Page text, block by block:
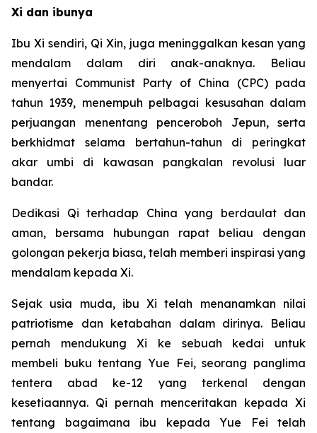
Xi dan ibunya
Ibu Xi sendiri, Qi Xin, juga meninggalkan kesan yang
mendalam dalam diri anak-anaknya. Beliau
menyertai Communist Party of China (CPC) pada
tahun 1939, menempuh pelbagai kesusahan dalam
perjuangan menentang penceroboh Jepun, serta
berkhidmat selama bertahun-tahun di peringkat
akar umbi di kawasan pangkalan revolusi luar
bandar.
Dedikasi Qi terhadap China yang berdaulat dan
aman, bersama hubungan rapat beliau dengan
golongan pekerja biasa, telah memberi inspirasi yang
mendalam kepada Xi.
Sejak usia muda, ibu Xi telah menanamkan nilai
patriotisme dan ketabahan dalam dirinya. Beliau
pernah mendukung Xi ke sebuah kedai untuk
membeli buku tentang Yue Fei, seorang panglima
tentera abad ke-12 yang terkenal dengan
kesetiaannya. Qi pernah menceritakan kepada Xi
tentang bagaimana ibu kepada Yue Fei telah